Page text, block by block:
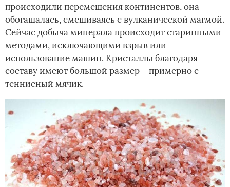
происходили перемещения континентов, она
обогащалась, смешиваясь с вулканической магмой.
Сейчас добыча минерала происходит старинными
методами, исключающими взрыв или
использование машин. Кристаллы благодаря
составу имеют большой размер – примерно с
теннисный мячик.